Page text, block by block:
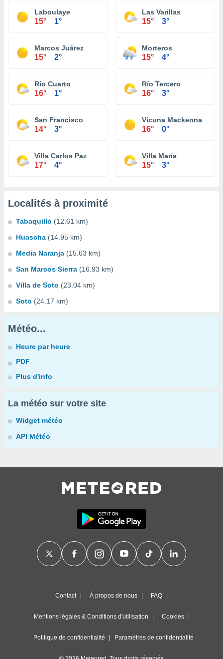
Laboulaye
15° 1°
Las Varillas
15° 3°
Marcos Juárez
15° 2°
Morteros
15° 4°
Río Cuarto
16° 1°
Río Tercero
16° 3°
San Francisco
14° 3°
Vicuna Mackenna
16° 0°
Villa Carlos Paz
17° 4°
Villa María
15° 3°
Localités à proximité
Tabaquillo (12.61 km)
Huascha (14.95 km)
Media Naranja (15.63 km)
San Marcos Sierra (16.93 km)
Villa de Soto (23.04 km)
Soto (24.17 km)
Météo...
Heure par heure
PDF
Plus d'info
La météo sur votre site
Widget météo
API Météo
Contact À propos de nous FAQ
Mentions légales & Conditions d'utilisation Cookies
Politique de confidentialité Paramètres de confidentialité